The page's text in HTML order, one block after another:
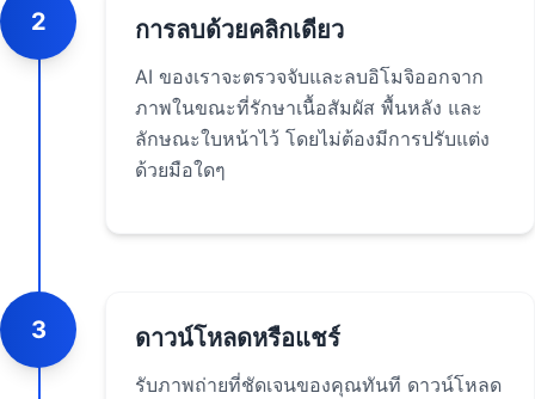
2 การลบด้วยคลิกเดียว
AI ของเราจะตรวจจับและลบอิโมจิออกจาก
ภาพในขณะที่รักษาเนื้อสัมผัส พื้นหลัง และ
ลักษณะใบหน้าไว้ โดยไม่ต้องมีการปรับแต่ง
ด้วยมือใดๆ
3 ดาวน์โหลดหรือแชร์
รับภาพถ่ายที่ชัดเจนของคุณทันที ดาวน์โหลด